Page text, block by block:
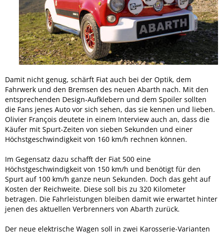
Damit nicht genug, schärft Fiat auch bei der Optik, dem
Fahrwerk und den Bremsen des neuen Abarth nach. Mit den
entsprechenden Design-Aufklebern und dem Spoiler sollten
die Fans jenes Auto vor sich sehen, das sie kennen und lieben.
Olivier François deutete in einem Interview auch an, dass die
Käufer mit Spurt-Zeiten von sieben Sekunden und einer
Höchstgeschwindigkeit von 160 km/h rechnen können.
Im Gegensatz dazu schafft der Fiat 500 eine
Höchstgeschwindigkeit von 150 km/h und benötigt für den
Spurt auf 100 km/h ganze neun Sekunden. Doch das geht auf
Kosten der Reichweite. Diese soll bis zu 320 Kilometer
betragen. Die Fahrleistungen bleiben damit wie erwartet hinter
jenen des aktuellen Verbrenners von Abarth zurück.
Der neue elektrische Wagen soll in zwei Karosserie-Varianten